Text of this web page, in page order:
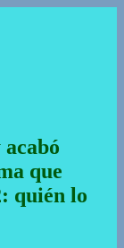
que
quién lo